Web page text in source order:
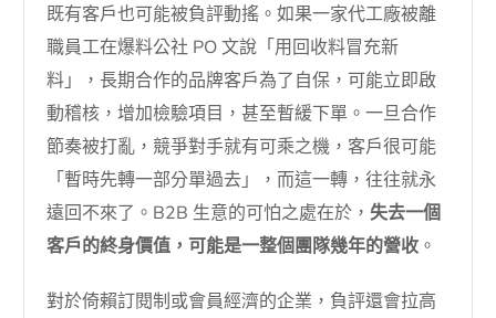
既有客戶也可能被負評動搖。如果一家代工廠被離
職員工在爆料公社 PO 文說「用回收料冒充新
料」，長期合作的品牌客戶為了自保，可能立即啟
動稽核，增加檢驗項目，甚至暫緩下單。一旦合作
節奏被打亂，競爭對手就有可乘之機，客戶很可能
「暫時先轉一部分單過去」，而這一轉，往往就永
遠回不來了。B2B 生意的可怕之處在於，失去一個
客戶的終身價值，可能是一整個團隊幾年的營收 。
對於倚賴訂閱制或會員經濟的企業，負評還會拉高